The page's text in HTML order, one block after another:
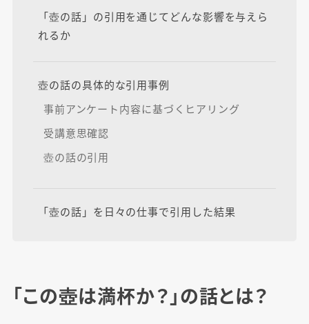
「壺の話」の引用を通じてどんな影響を与えら
れるか
壺の話の具体的な引用事例
事前アンケート内容に基づくヒアリング
受講意思確認
壺の話の引用
「壺の話」を日々の仕事で引用した結果
「この壺は満杯か？」の話とは？